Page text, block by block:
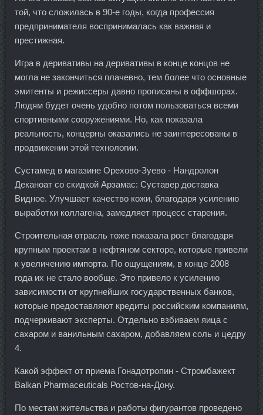
той, что сложилась в 90-е годы, когда профессия
предпринимателя воспринималась как важная и
престижная.
Игра в деривативы на деривативы в конце концов не
могла не закончиться плачевно, тем более что основные
эмитенты и режиссеры давно прописаны в оффшорах.
Людям будет очень удобно потом пользоваться всеми
спортивными сооружениями. Но, как показала
реальность, концерны оказались не заинтересованы в
продвижении этой технологии.
Сустамед в магазине Орехово-Зуево - Нандролон
Деканоат со скидкой Арзамас: Суставер доставка
Видное. Улучшает качество кожи, благодаря усилению
выработки коллагена, замедляет процесс старения.
Строительная отрасль тоже показала рост благодаря
крупным проектам в нефтяном секторе, которые привели
к увеличению импорта. По ощущениям, в конце 2008
года их не стало вообще. Это привело к усилению
зависимости от крупнейших государственных банков,
которые предоставляют кредиты российским компаниям,
подчеркивают эксперты. Отдельно взбиваем яица с
сахаром и ванильным сахаром, добавляем соль и цедру
4.
Какой эффект от приема Гонадотропин - Стромбажект
Balkan Pharmaceuticals Ростов-на-Дону.
По местам жительства и работы фигурантов проведено